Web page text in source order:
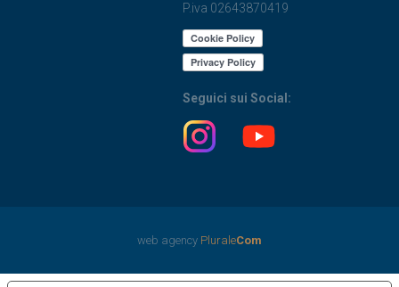
P.iva 02643870419
Seguici sui Social:
web agency PluraleCom